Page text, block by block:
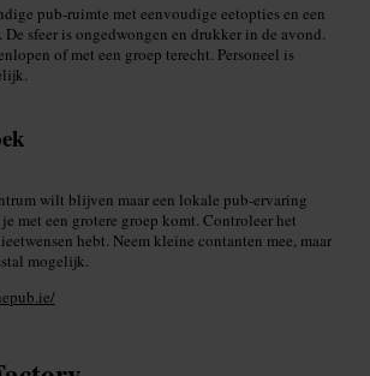
pub-ruimte met eenvoudige eetopties en een
sfeer is ongedwongen en drukker in de avond.
of met een groep terecht. Personeel is
wilt blijven maar een lokale pub-ervaring
met een grotere groep komt. Controleer het
hebt. Neem kleine contanten mee, maar
mogelijk.